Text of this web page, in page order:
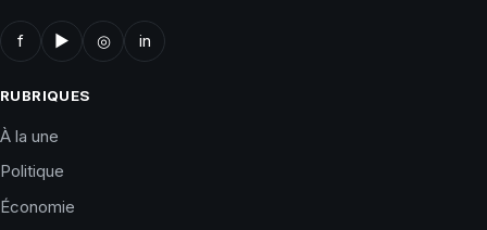
f ▶ ◎ in
RUBRIQUES
À la une
Politique
Économie